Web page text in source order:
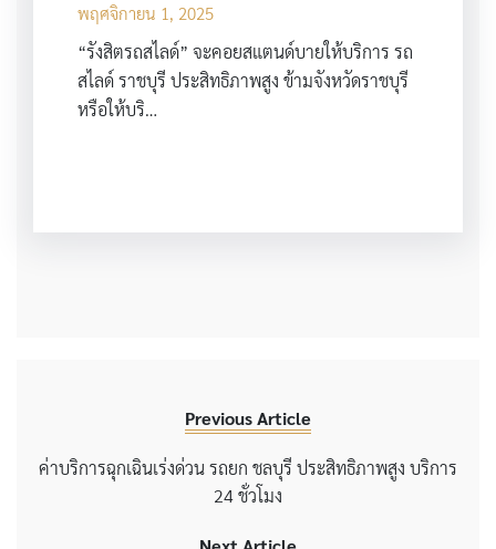
พฤศจิกายน 1, 2025
“รังสิตรถสไลด์” จะคอยสแตนด์บายให้บริการ รถ
สไลด์ ราชบุรี ประสิทธิภาพสูง ข้ามจังหวัดราชบุรี
หรือให้บริ…
Previous Article
ค่าบริการฉุกเฉินเร่งด่วน รถยก ชลบุรี ประสิทธิภาพสูง บริการ
24 ชั่วโมง